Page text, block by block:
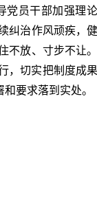
党员干部加强理
纠治作风顽疾，
不放、寸步不让
，切实把制度成
要求落到实处。